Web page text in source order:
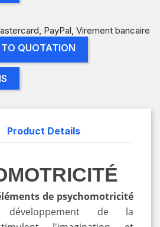
QUOTATION
Product Details
de psychomotricité
de la